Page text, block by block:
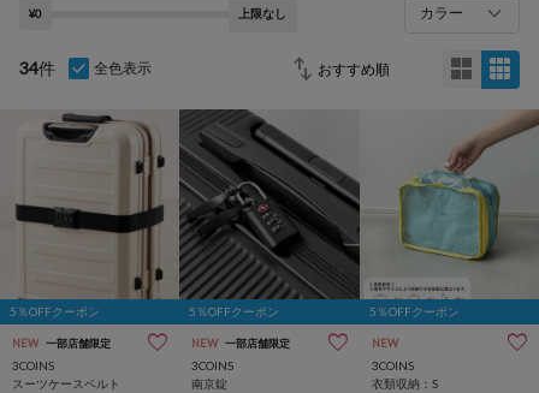
¥0 上限なし カラー
34件 全色表示
5％OFFクーポン
NEW 一部店舗限定
3COINS
スーツケースベルト
5％OFFクーポン
NEW 一部店舗限定
3COINS
南京錠
5％OFFクーポン
NEW
3COINS
衣類収納：S